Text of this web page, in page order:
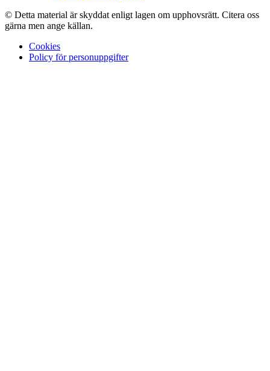
© Detta material är skyddat enligt lagen om upphovsrätt. Citera oss
gärna men ange källan.
Cookies
Policy för personuppgifter